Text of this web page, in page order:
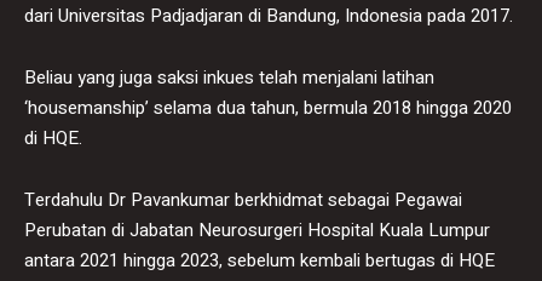
dari Universitas Padjadjaran di Bandung, Indonesia pada 2017.
Beliau yang juga saksi inkues telah menjalani latihan
‘housemanship’ selama dua tahun, bermula 2018 hingga 2020
di HQE.
Terdahulu Dr Pavankumar berkhidmat sebagai Pegawai
Perubatan di Jabatan Neurosurgeri Hospital Kuala Lumpur
antara 2021 hingga 2023, sebelum kembali bertugas di HQE